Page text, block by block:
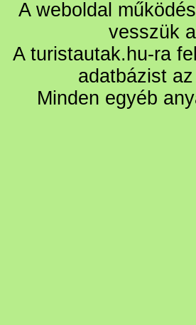
A weboldal
vesszük
A turistautak.hu-ra
adatbázist
Minden egyéb